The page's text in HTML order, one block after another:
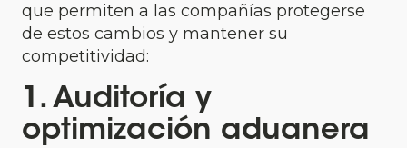
que permiten a las compañías protegerse
de estos cambios y mantener su
competitividad:
1. Auditoría y
optimización aduanera